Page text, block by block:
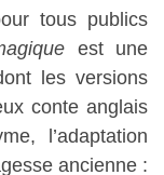
tous publics
est une
les versions
conte anglais
l’adaptation
ancienne :